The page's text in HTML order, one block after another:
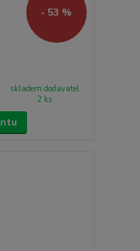
- 53 %
skladem dodavatel
2 ks